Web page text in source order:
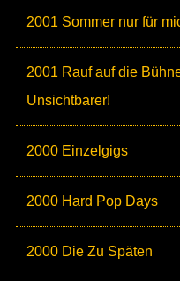
2001 Sommer nur für
2001 Rauf auf die
Unsichtbarer!
2000 Einzelgigs
2000 Hard Pop Days
2000 Die Zu Späten